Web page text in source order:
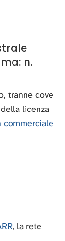
n.
tranne dove
licenza
commerciale
, la rete